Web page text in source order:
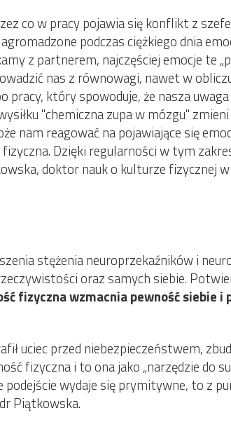
co w pracy pojawia się konflikt z
podczas ciężkiego dnia
z partnerem, najczęściej emocje te
nas z równowagi, nawet w
który spowoduje, że nasza
"chemiczna zupa w mózgu"
nam reagować na pojawiające się
Dzięki regularności w tym
doktor nauk o kulturze fizycznej
stężenia neuroprzekaźników i
oraz samych siebie.
fizyczna wzmacnia pewność siebie i
uciec przed niebezpieczeństwem,
fizyczna i to ona jako „narzędzie do
wydaje się prymitywne, to z
Piątkowska.